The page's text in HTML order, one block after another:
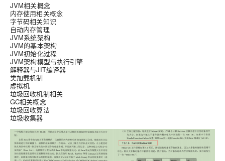
JVM相关概念
内存使用相关概念
字节码相关知识
自动内存管理
JVM系统架构
JVM的基本架构
JVM初始化过程
JVM架构模型与执行引擎
解释器与JIT编译器
类加载机制
虚拟机
垃圾回收机制相关
GC相关概念
垃圾回收算法
垃圾收集器